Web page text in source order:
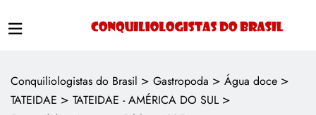
Conquiliologistas do Brasil > Gastropoda > Água doce >
TATEIDAE > TATEIDAE - AMÉRICA DO SUL >